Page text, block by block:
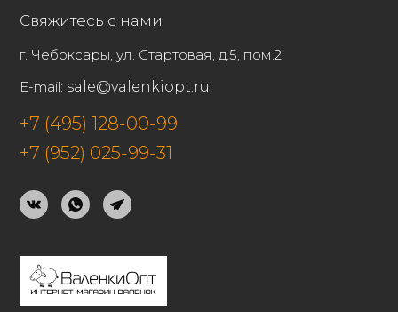
Свяжитесь с нами
г. Чебоксары, ул. Стартовая, д.5, пом.2
E-mail: sale@valenkiopt.ru
+7 (495) 128-00-99
+7 (952) 025-99-31